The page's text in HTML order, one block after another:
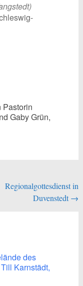
Pastorin
Gaby Grün,
Regionalgottesdienst in
Duvenstedt→
des
Karnstädt,